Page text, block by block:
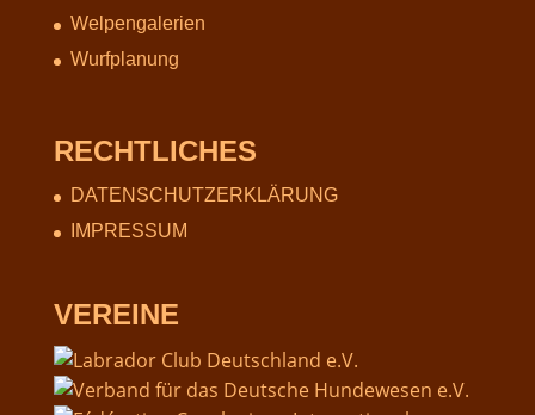
Welpengalerien
Wurfplanung
RECHTLICHES
DATENSCHUTZERKLÄRUNG
IMPRESSUM
VEREINE